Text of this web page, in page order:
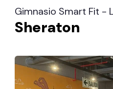
Gimnasio Smart Fit -
Sheraton